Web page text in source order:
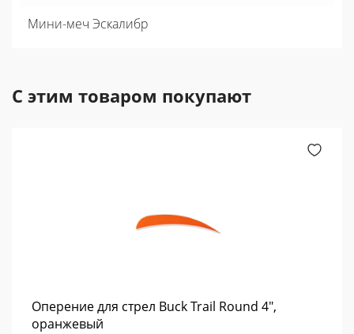
Мини-меч Эскалибр
С этим товаром покупают
Оперение для стрел Buck Trail Round 4",
оранжевый